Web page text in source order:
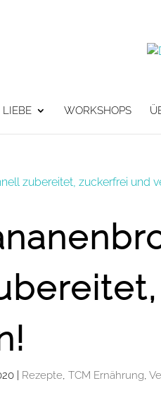
LIEBE WORKSHOPS
Rezepte,TCM Ernährung,